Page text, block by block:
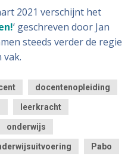
2021 verschijnt het
‘ geschreven door Jan
steeds verder de regie
docentenopleiding
leerkracht
onderwijs
Pabo